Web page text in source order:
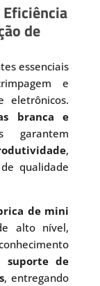
de
essenciais
e
eletrônicos.
branca e
garantem
,
qualidade
de mini
alto nível,
suporte de
, entregando